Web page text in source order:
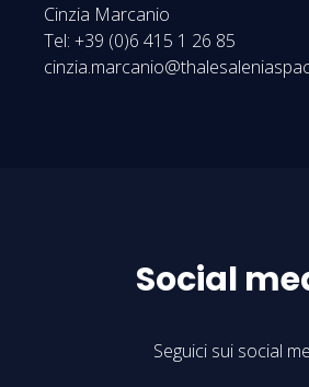
Cinzia Marcanio
Tel: +39 (0)6 415 1 26 85
Social
Seguici sui social